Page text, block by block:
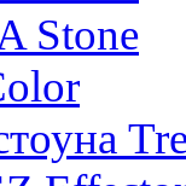
Stone